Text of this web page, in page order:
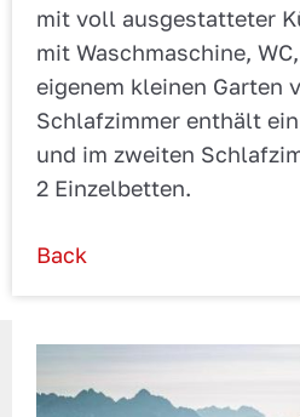
mit voll ausgestatteter
mit Waschmaschine,
eigenem kleinen Garten
Schlafzimmer enthält
und im zweiten
2 Einzelbetten.
Back